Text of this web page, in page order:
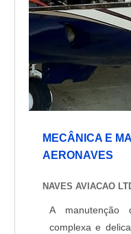
segurança e o
MECÂNICA E
AERONAVES
NAVES AVIACAO
A
complexa e